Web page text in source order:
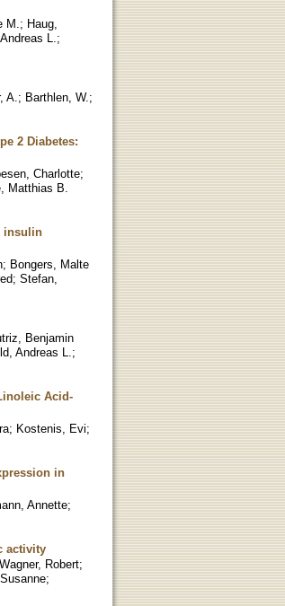
M. ; Haug,
L. ;
A. ; Barthlen, W. ;
2 Diabetes:
Charlotte;
Matthias B.
insulin
; Bongers, Malte
; Stefan,
Benjamin
Andreas L. ;
Acid-
; Kostenis, Evi;
in
Annette;
activity
Wagner, Robert;
;